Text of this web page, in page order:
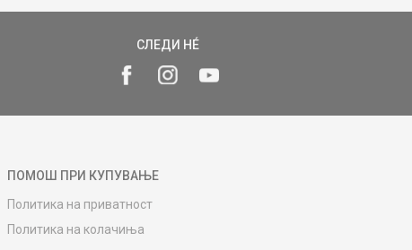
СЛЕДИ НÉ
ПОМОШ ПРИ КУПУВАЊЕ
Политика на приватност
Политика на колачиња